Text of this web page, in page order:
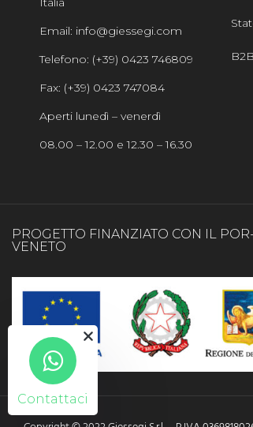
Contattaci
Email: info@giessegi.com
Telefono: (+39) 0423 746809
Fax: (+39) 0423 747084
Aperti lunedì – venerdì
08.00 – 12.00 e 12.30 – 16.30
B2B
PROGETTO FINANZIATO CON IL
VENETO